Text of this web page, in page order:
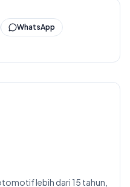
WhatsApp
lebih dari 15 tahun,